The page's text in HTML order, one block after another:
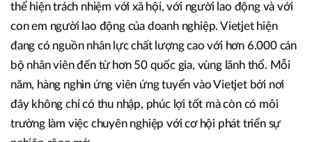
thể hiện trách nhiệm với xã hội, với người lao động và với
con em người lao động của doanh nghiệp. Vietjet hiện
đang có nguồn nhân lực chất lượng cao với hơn 6.000 cán
bộ nhân viên đến từ hơn 50 quốc gia, vùng lãnh thổ. Mỗi
năm, hàng nghìn ứng viên ứng tuyển vào Vietjet bởi nơi
đây không chỉ có thu nhập, phúc lợi tốt mà còn có môi
trường làm việc chuyên nghiệp với cơ hội phát triển sự